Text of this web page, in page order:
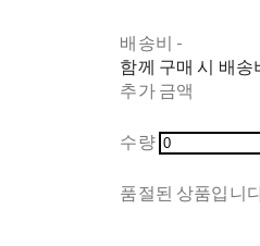
배송비 -
함께 구매 시 배송
추가 금액
수량
품절된 상품입니